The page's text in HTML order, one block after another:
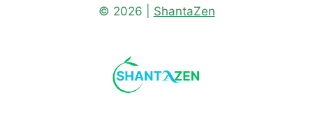
© 2026 | ShantaZen